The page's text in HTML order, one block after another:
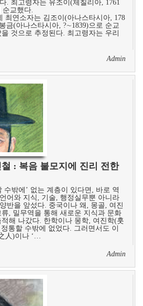
. 최고령자는 유조이(체칠리아, 1761
순교했다.
최연소자는 김조이(아나스타시아, 178
금(아나스타시아, ?∼1839)으로 순교
것으로 추정된다. 최고령자는 우리
Admin
: 복음 불모지에 진리 전한
수밖에’ 없는 계층이 있다면, 바로 역
어와 지식, 기술, 행정실무뿐 아니라
반을 앞섰다. 중국이나 왜, 몽골, 여진
, 밀무역을 통해 새로운 지식과 문화
해 나갔다. 한학이나 몽학, 여진학(훗
통할 수밖에 없었다. 그러면서도 이
人)이나 ‘…
Admin